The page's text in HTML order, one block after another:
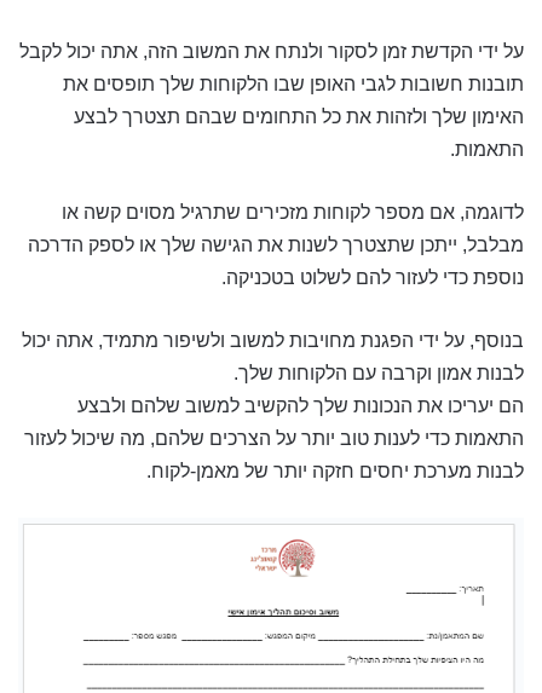
על ידי הקדשת זמן לסקור ולנתח את המשוב הזה, אתה יכול לקבל
תובנות חשובות לגבי האופן שבו הלקוחות שלך תופסים את
האימון שלך ולזהות את כל התחומים שבהם תצטרך לבצע
התאמות.
לדוגמה, אם מספר לקוחות מזכירים שתרגיל מסוים קשה או
מבלבל, ייתכן שתצטרך לשנות את הגישה שלך או לספק הדרכה
נוספת כדי לעזור להם לשלוט בטכניקה.
בנוסף, על ידי הפגנת מחויבות למשוב ולשיפור מתמיד, אתה יכול
לבנות אמון וקרבה עם הלקוחות שלך.
הם יעריכו את הנכונות שלך להקשיב למשוב שלהם ולבצע
התאמות כדי לענות טוב יותר על הצרכים שלהם, מה שיכול לעזור
לבנות מערכת יחסים חזקה יותר של מאמן-לקוח.